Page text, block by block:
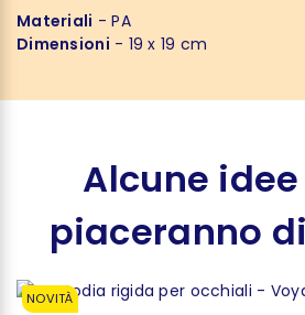
Materiali - PA
Dimensioni - 19 x 19 cm
Alcune
piaceranno
NOVITÀ